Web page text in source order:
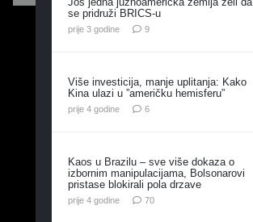
se pridruži BRICS-u
prije 3 godine 9komentara
Više investicija, manje uplitanja: Kako
Kina ulazi u ”američku hemisferu”
prije 4 godine 6komentara
Kaos u Brazilu – sve više dokaza o
izbornim manipulacijama, Bolsonarovi
pristase blokirali pola drzave
prije 4 godine 70komentara